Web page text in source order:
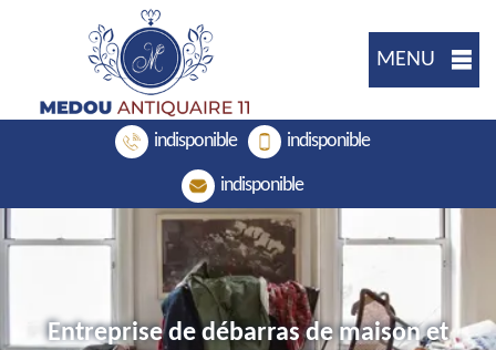
MENU
indisponible indisponible
indisponible
Entreprise de débarras de maison et